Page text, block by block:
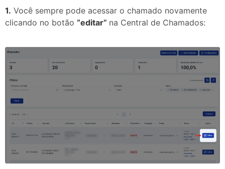
1. Você sempre pode acessar o chamado novamente
clicando no botão “editar” na Central de Chamados: